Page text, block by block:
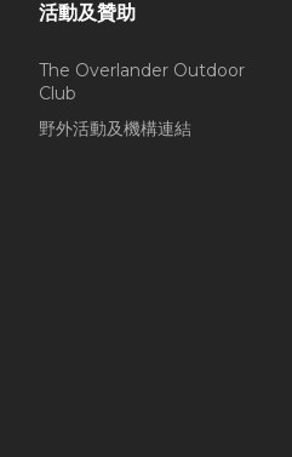
活動及贊助
The Overlander Outdoor
Club
野外活動及機構連結